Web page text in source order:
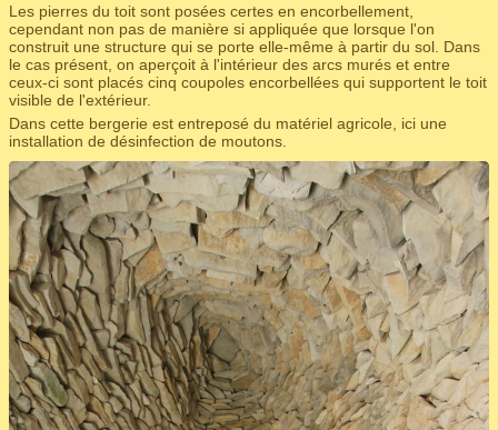
Les pierres du toit sont posées certes en encorbellement,
cependant non pas de manière si appliquée que lorsque l'on
construit une structure qui se porte elle-même à partir du sol. Dans
le cas présent, on aperçoit à l'intérieur des arcs murés et entre
ceux-ci sont placés cinq coupoles encorbellées qui supportent le toit
visible de l'extérieur.
Dans cette bergerie est entreposé du matériel agricole, ici une
installation de désinfection de moutons.